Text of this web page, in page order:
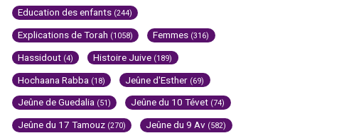
Education des enfants (244)
Explications de Torah (1058) Femmes (316)
Hassidout (4) Histoire Juive (189)
Hochaana Rabba (18) Jeûne d'Esther (69)
Jeûne de Guedalia (51) Jeûne du 10 Tévet (74)
Jeûne du 17 Tamouz (270) Jeûne du 9 Av (582)